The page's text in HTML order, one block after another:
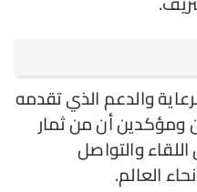
والدعم الذي تقدمه
ومؤكدين أن من ثمار
اللقاء والتواصل
العالم.